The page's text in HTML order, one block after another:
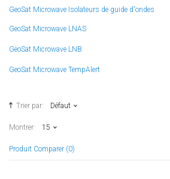
GeoSat Microwave Isolateurs de guide d'ondes
GeoSat Microwave LNAS
GeoSat Microwave LNB
GeoSat Microwave TempAlert
Trier par: Défaut
Montrer: 15
Produit Comparer (0)